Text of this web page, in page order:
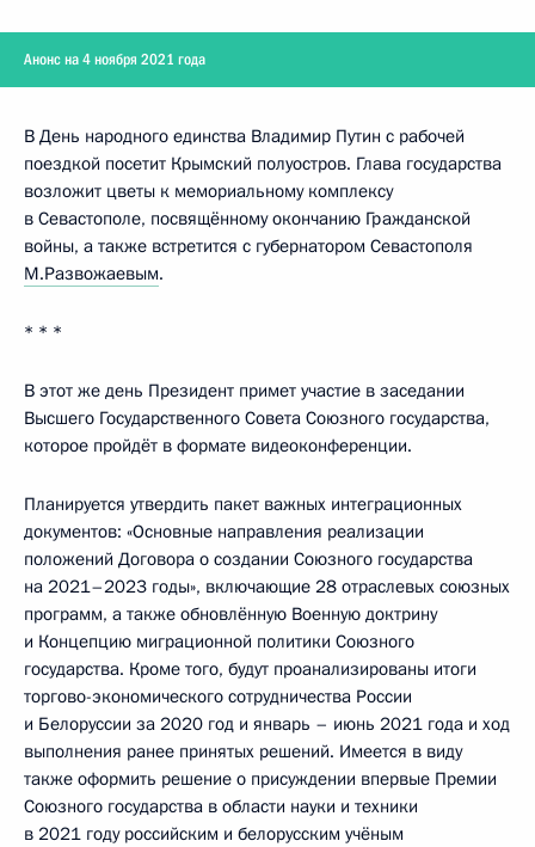
Анонс на 4 ноября 2021 года
В День народного единства Владимир Путин с рабочей
поездкой посетит Крымский полуостров. Глава государства
возложит цветы к мемориальному комплексу
в Севастополе, посвящённому окончанию Гражданской
войны, а также встретится с губернатором Севастополя
М.Развожаевым.
* * *
В этот же день Президент примет участие в заседании
Высшего Государственного Совета Союзного государства,
которое пройдёт в формате видеоконференции.
Планируется утвердить пакет важных интеграционных
документов: «Основные направления реализации
положений Договора о создании Союзного государства
на 2021–2023 годы», включающие 28 отраслевых союзных
программ, а также обновлённую Военную доктрину
и Концепцию миграционной политики Союзного
государства. Кроме того, будут проанализированы итоги
торгово-экономического сотрудничества России
и Белоруссии за 2020 год и январь – июнь 2021 года и ход
выполнения ранее принятых решений. Имеется в виду
также оформить решение о присуждении впервые Премии
Союзного государства в области науки и техники
в 2021 году российским и белорусским учёным